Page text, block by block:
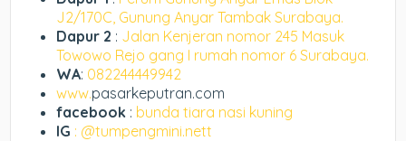
J2/170C, Gunung Anyar Tambak Surabaya.
Dapur 2 : Jalan Kenjeran nomor 245 Masuk
Towowo Rejo gang I rumah nomor 6 Surabaya.
WA: 082244449942
www.pasarkeputran.com
facebook : bunda tiara nasi kuning
IG : @tumpengmini.nett